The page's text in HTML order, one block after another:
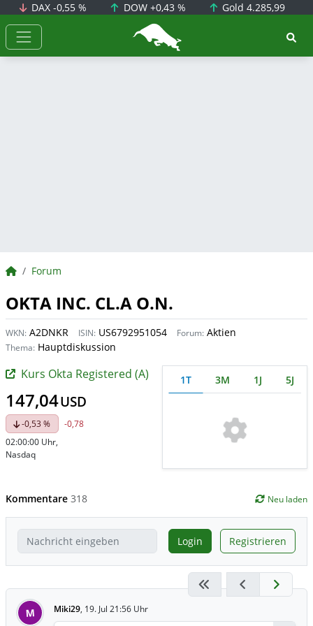
DAX-0,55 % DOW +0,43 % Gold4.285,99
BörsenNEWS.de
BörsenNEWS.de
Forum
OKTA INC. CL.A O.N.
WKN: A2DNKR ISIN: US6792951054 Forum: Aktien
Thema: Hauptdiskussion
Kurs Okta Registered (A)
147,04USD
-0,53 %
-0,78
02:00:00 Uhr,
Nasdaq
1T 3M 1J 5J
Kommentare 318 Neu laden
Login Registrieren
M Miki29, 19. Jul 21:56 Uhr